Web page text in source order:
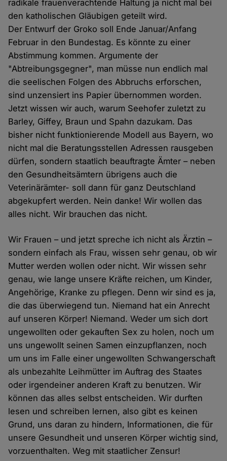
radikale frauenverachtende Haltung ja nicht mal bei
den katholischen Gläubigen geteilt wird.
Der Entwurf der Groko soll Ende Januar/Anfang
Februar in den Bundestag. Es könnte zu einer
Abstimmung kommen. Argumente der
"Abtreibungsgegner", man müsse nun endlich mal
die seelischen Folgen des Abbruchs erforschen,
sind unzensiert ins Papier übernommen worden.
Jetzt wissen wir auch, warum Seehofer zuletzt zu
Barley, Giffey, Braun und Spahn dazukam. Das
bisher nicht funktionierende Modell aus Bayern, wo
nicht mal die Beratungsstellen Adressen rausgeben
dürfen, sondern staatlich beauftragte Ämter – neben
den Gesundheitsämtern übrigens auch die
Veterinärämter- soll dann für ganz Deutschland
abgekupfert werden. Nein danke! Wir wollen das
alles nicht. Wir brauchen das nicht.
Wir Frauen – und jetzt spreche ich nicht als Ärztin –
sondern einfach als Frau, wissen sehr genau, ob wir
Mutter werden wollen oder nicht. Wir wissen sehr
genau, wie lange unsere Kräfte reichen, um Kinder,
Angehörige, Kranke zu pflegen. Denn wir sind es ja,
die das überwiegend tun. Niemand hat ein Anrecht
auf unseren Körper! Niemand. Weder um sich dort
ungewollten oder gekauften Sex zu holen, noch um
uns ungewollt seinen Samen einzupflanzen, noch
um uns im Falle einer ungewollten Schwangerschaft
als unbezahlte Leihmütter im Auftrag des Staates
oder irgendeiner anderen Kraft zu benutzen. Wir
können das alles selbst entscheiden. Wir durften
lesen und schreiben lernen, also gibt es keinen
Grund, uns daran zu hindern, Informationen, die für
unsere Gesundheit und unseren Körper wichtig sind,
vorzuenthalten. Weg mit staatlicher Zensur!